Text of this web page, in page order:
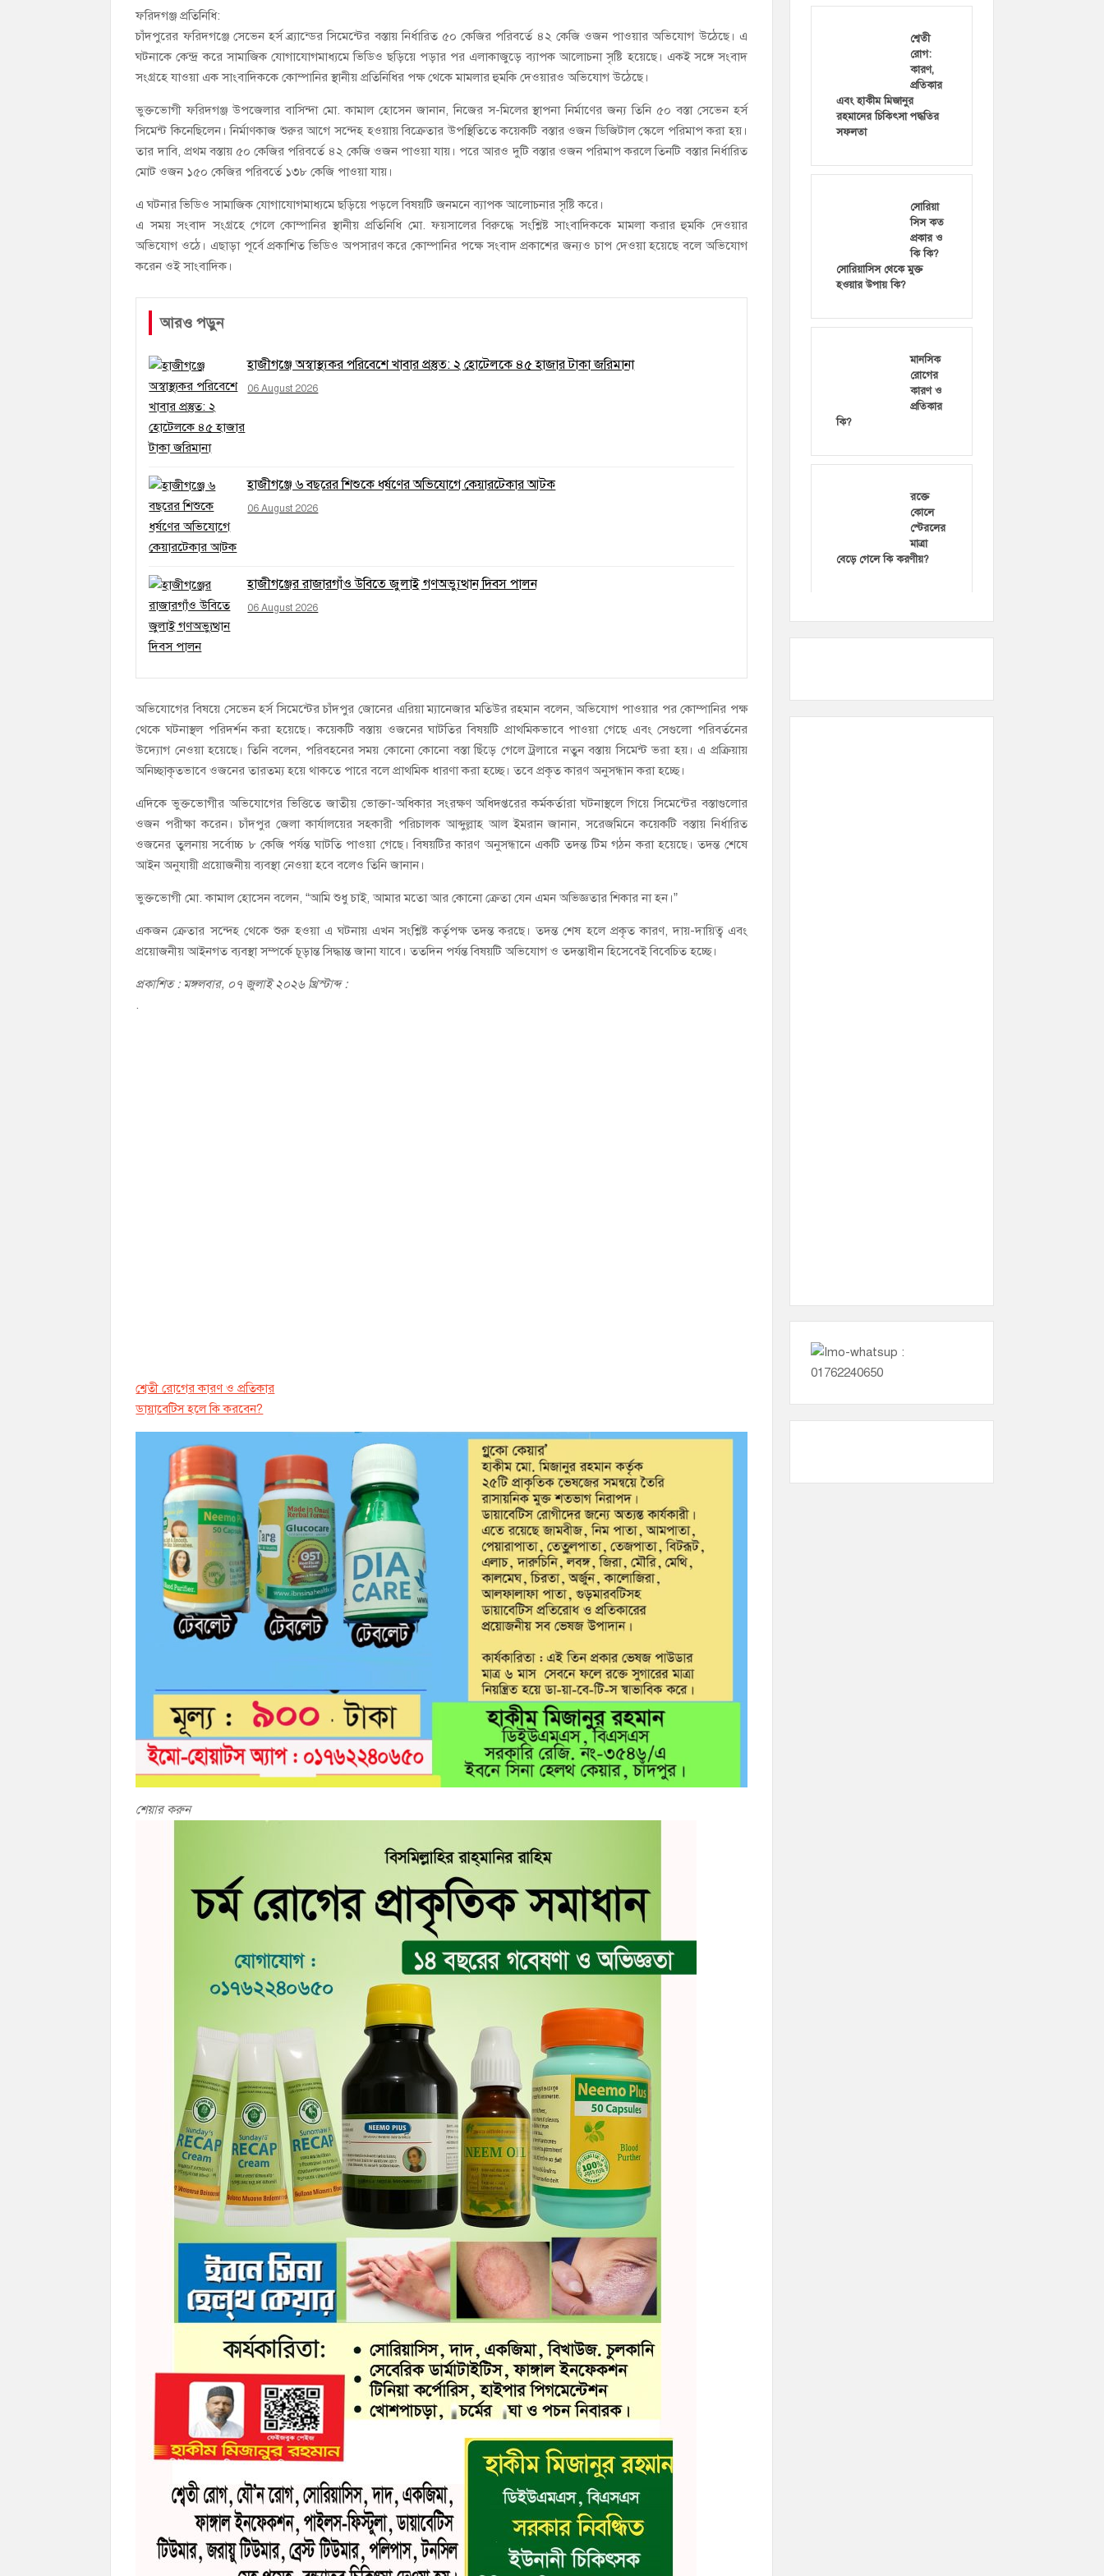
হাজীগঞ্জ ডিগ্রি কলেজ গভীর শ্রদ্ধার সঙ্গে জুলাই গণঅভ্যুত্থানের সকল শহীদকে স্মরণ
হাজীগঞ্জের যুবধারা সমবায় ক্ষুদ্রঋণ পুনরায় চালু করে মানুষের আমানতের টাকা পরিশোধ করা হবে
ফরিদগঞ্জ প্রতিনিধি:
চাঁদপুরের ফরিদগঞ্জে সেভেন হর্স ব্র্যান্ডের সিমেন্টের বস্তায় নির্ধারিত ৫০ কেজির পরিবর্তে ৪২ কেজি ওজন পাওয়ার অভিযোগ উঠেছে। এ
ঘটনাকে কেন্দ্র করে সামাজিক যোগাযোগমাধ্যমে ভিডিও ছড়িয়ে পড়ার পর এলাকাজুড়ে ব্যাপক আলোচনা সৃষ্টি হয়েছে। একই সঙ্গে সংবাদ
সংগ্রহে যাওয়া এক সাংবাদিককে কোম্পানির স্থানীয় প্রতিনিধির পক্ষ থেকে মামলার হুমকি দেওয়ারও অভিযোগ উঠেছে।
ভুক্তভোগী ফরিদগঞ্জ উপজেলার বাসিন্দা মো. কামাল হোসেন জানান, নিজের স-মিলের স্থাপনা নির্মাণের জন্য তিনি ৫০ বস্তা সেভেন হর্স
সিমেন্ট কিনেছিলেন। নির্মাণকাজ শুরুর আগে সন্দেহ হওয়ায় বিক্রেতার উপস্থিতিতে কয়েকটি বস্তার ওজন ডিজিটাল স্কেলে পরিমাপ করা হয়।
তার দাবি, প্রথম বস্তায় ৫০ কেজির পরিবর্তে ৪২ কেজি ওজন পাওয়া যায়। পরে আরও দুটি বস্তার ওজন পরিমাপ করলে তিনটি বস্তার নির্ধারিত
মোট ওজন ১৫০ কেজির পরিবর্তে ১৩৮ কেজি পাওয়া যায়।
এ ঘটনার ভিডিও সামাজিক যোগাযোগমাধ্যমে ছড়িয়ে পড়লে বিষয়টি জনমনে ব্যাপক আলোচনার সৃষ্টি করে।
এ সময় সংবাদ সংগ্রহে গেলে কোম্পানির স্থানীয় প্রতিনিধি মো. ফয়সালের বিরুদ্ধে সংশ্লিষ্ট সাংবাদিককে মামলা করার হুমকি দেওয়ার
অভিযোগ ওঠে। এছাড়া পূর্বে প্রকাশিত ভিডিও অপসারণ করে কোম্পানির পক্ষে সংবাদ প্রকাশের জন্যও চাপ দেওয়া হয়েছে বলে অভিযোগ
করেন ওই সাংবাদিক।
আরও পড়ুন
হাজীগঞ্জে অস্বাস্থ্যকর পরিবেশে খাবার প্রস্তুত: ২ হোটেলকে ৪৫ হাজার টাকা জরিমানা
06 August 2026
হাজীগঞ্জে ৬ বছরের শিশুকে ধর্ষণের অভিযোগে কেয়ারটেকার আটক
06 August 2026
হাজীগঞ্জের রাজারগাঁও উবিতে জুলাই গণঅভ্যুত্থান দিবস পালন
06 August 2026
অভিযোগের বিষয়ে সেভেন হর্স সিমেন্টের চাঁদপুর জোনের এরিয়া ম্যানেজার মতিউর রহমান বলেন, অভিযোগ পাওয়ার পর কোম্পানির পক্ষ
থেকে ঘটনাস্থল পরিদর্শন করা হয়েছে। কয়েকটি বস্তায় ওজনের ঘাটতির বিষয়টি প্রাথমিকভাবে পাওয়া গেছে এবং সেগুলো পরিবর্তনের
উদ্যোগ নেওয়া হয়েছে। তিনি বলেন, পরিবহনের সময় কোনো কোনো বস্তা ছিঁড়ে গেলে ট্রলারে নতুন বস্তায় সিমেন্ট ভরা হয়। এ প্রক্রিয়ায়
অনিচ্ছাকৃতভাবে ওজনের তারতম্য হয়ে থাকতে পারে বলে প্রাথমিক ধারণা করা হচ্ছে। তবে প্রকৃত কারণ অনুসন্ধান করা হচ্ছে।
এদিকে ভুক্তভোগীর অভিযোগের ভিত্তিতে জাতীয় ভোক্তা-অধিকার সংরক্ষণ অধিদপ্তরের কর্মকর্তারা ঘটনাস্থলে গিয়ে সিমেন্টের বস্তাগুলোর
ওজন পরীক্ষা করেন। চাঁদপুর জেলা কার্যালয়ের সহকারী পরিচালক আব্দুল্লাহ আল ইমরান জানান, সরেজমিনে কয়েকটি বস্তায় নির্ধারিত
ওজনের তুলনায় সর্বোচ্চ ৮ কেজি পর্যন্ত ঘাটতি পাওয়া গেছে। বিষয়টির কারণ অনুসন্ধানে একটি তদন্ত টিম গঠন করা হয়েছে। তদন্ত শেষে
আইন অনুযায়ী প্রয়োজনীয় ব্যবস্থা নেওয়া হবে বলেও তিনি জানান।
ভুক্তভোগী মো. কামাল হোসেন বলেন, “আমি শুধু চাই, আমার মতো আর কোনো ক্রেতা যেন এমন অভিজ্ঞতার শিকার না হন।”
একজন ক্রেতার সন্দেহ থেকে শুরু হওয়া এ ঘটনায় এখন সংশ্লিষ্ট কর্তৃপক্ষ তদন্ত করছে। তদন্ত শেষ হলে প্রকৃত কারণ, দায়-দায়িত্ব এবং
প্রয়োজনীয় আইনগত ব্যবস্থা সম্পর্কে চূড়ান্ত সিদ্ধান্ত জানা যাবে। ততদিন পর্যন্ত বিষয়টি অভিযোগ ও তদন্তাধীন হিসেবেই বিবেচিত হচ্ছে।
প্রকাশিত : মঙ্গলবার, ০৭ জুলাই ২০২৬ খ্রিস্টাব্দ :
.
শ্বেতী রোগের কারণ ও প্রতিকার
ডায়াবেট্সি হলে কি করবেন?
শেয়ার করুন
শ্বেতী
রোগ:
কারণ,
প্রতিকার
এবং হাকীম মিজানুর
রহমানের চিকিৎসা পদ্ধতির
সফলতা
সোরিয়া
সিস কত
প্রকার ও
কি কি?
সোরিয়াসিস থেকে মুক্ত
হওয়ার উপায় কি?
মানসিক
রোগের
কারণ ও
প্রতিকার
কি?
রক্তে
কোলে
স্টেরলের
মাত্রা
বেড়ে গেলে কি করণীয়?